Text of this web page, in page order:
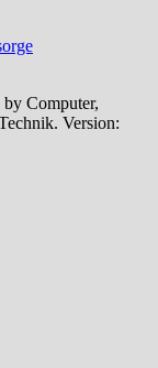
by Computer,
Version: